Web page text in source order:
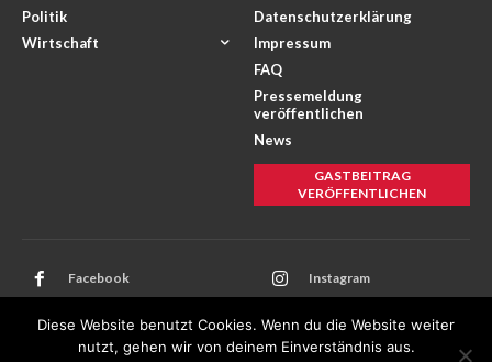
Politik
Wirtschaft
Datenschutzerklärung
Impressum
FAQ
Pressemeldung
veröffentlichen
News
GASTBEITRAG
VERÖFFENTLICHEN
Facebook Instagram
Diese Website benutzt Cookies. Wenn du die Website weiter
nutzt, gehen wir von deinem Einverständnis aus.